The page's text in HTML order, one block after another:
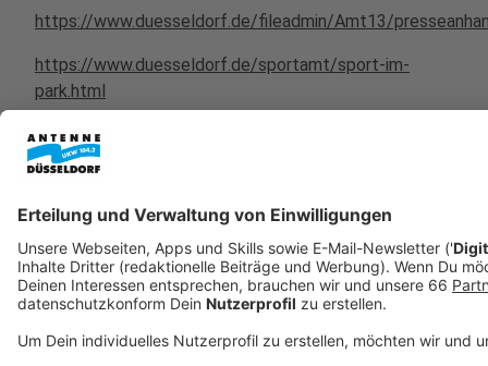
https://www.duesseldorf.de/fileadmin/Amt13/
https://www.duesseldorf.de/sportamt/sport-im-
park.html
https://www.sportstadt-duesseldorf.de/neuer-
sportpark-am-bunker-entsteht-in-rath/
Anzeige